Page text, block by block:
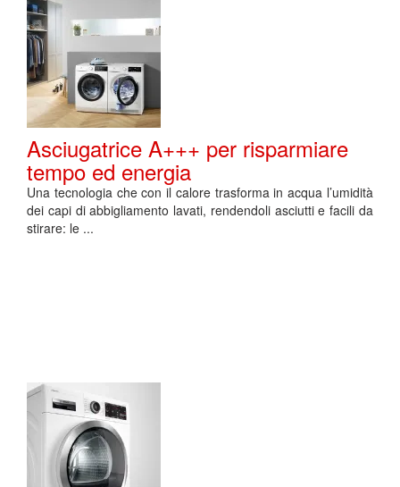
Asciugatrice A+++ per risparmiare
tempo ed energia
Una tecnologia che con il calore trasforma in acqua l’umidità
dei capi di abbigliamento lavati, rendendoli asciutti e facili da
stirare: le ...